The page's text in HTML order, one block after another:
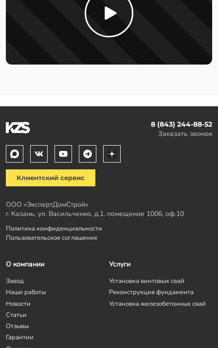
8 (843) 244-88-52
Заказать звонок
Клиентский сервис
ООО «ЭкспертДомСтрой»
г. Казань, ул. Васильченко, д.1, помещение 1006, оф.10
Политика конфиденциальности
Пользовательское соглашение
О компании
Завод
Наши работы
Новости
Статьи
Отзывы
Гарантии
Услуги
Установка винтовых свай
Реконструкция фундамента
Установка железобетонных свай